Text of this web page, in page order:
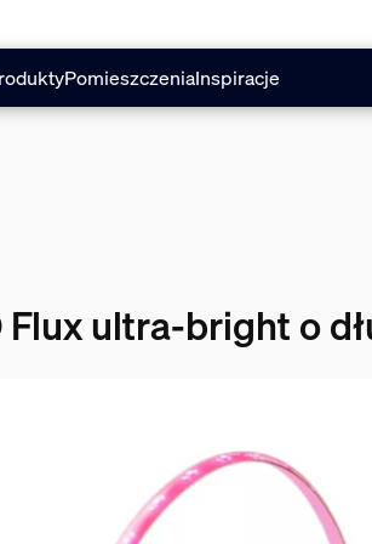
PomieszczeniaInspiracje
Flux ultra-bright o